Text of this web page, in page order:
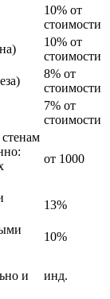
10% от
стоимости
10% от
стоимости
8% от
стоимости
7% от
стоимости
от 1000
13%
10%
и
инд.